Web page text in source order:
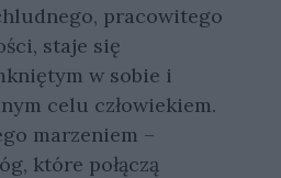
pracowitego
staje się
w sobie i
celu człowiekiem.
marzeniem –
które połączą